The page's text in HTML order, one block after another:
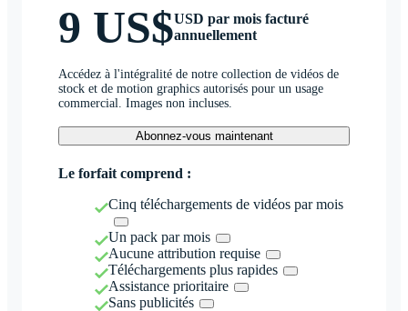
9 US$USD par mois facturé
annuellement
Accédez à l'intégralité de notre collection de vidéos de
stock et de motion graphics autorisés pour un usage
commercial. Images non incluses.
Abonnez-vous maintenant
Le forfait comprend :
Cinq téléchargements de vidéos par mois
Un pack par mois
Aucune attribution requise
Téléchargements plus rapides
Assistance prioritaire
Sans publicités